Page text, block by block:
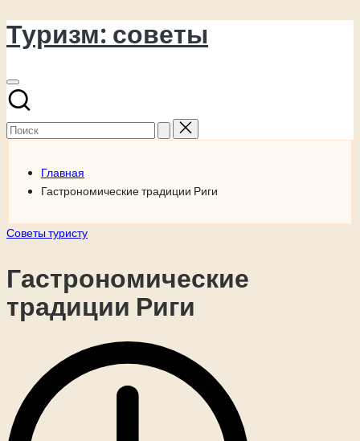
Перейти
к
Туризм: советы
Поиск
для:
Главная
Гастрономические традиции Риги
Опубликовано
Советы туристу
Гастрономические
традиции Риги